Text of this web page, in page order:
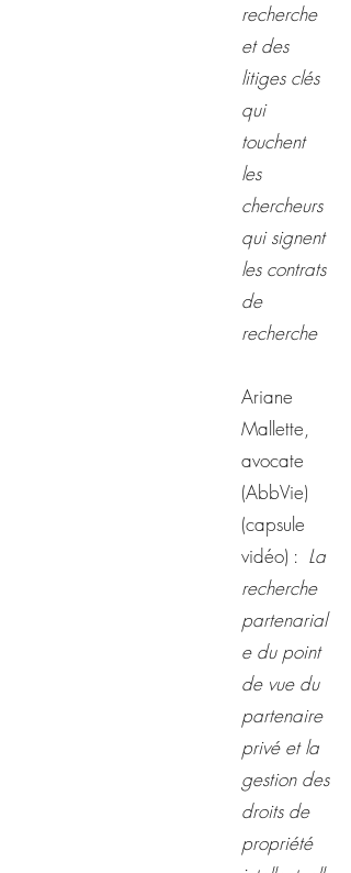
recherche
et des
litiges clés
qui
touchent
les
chercheurs
qui signent
les contrats
de
recherche
Ariane
Mallette,
avocate
(AbbVie)
(capsule
vidéo) : La
recherche
partenarial
e du point
de vue du
partenaire
privé et la
gestion des
droits de
propriété